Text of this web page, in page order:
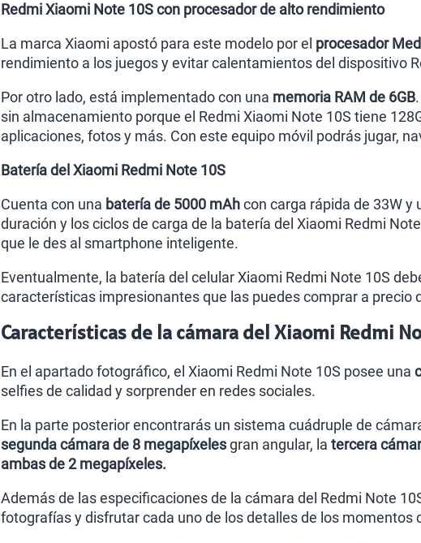
Redmi Xiaomi Note 10S con procesador de alto rendimiento
La marca Xiaomi apostó para este modelo por el procesador
rendimiento a los juegos y evitar calentamientos del dispositivo
Por otro lado, está implementado con una memoria RAM de 6GB
sin almacenamiento porque el Redmi Xiaomi Note 10S tiene
aplicaciones, fotos y más. Con este equipo móvil podrás jugar,
Batería del Xiaomi Redmi Note 10S
Cuenta con una batería de 5000 mAhcon carga rápida de 33W
duración y los ciclos de carga de la batería del Xiaomi Redmi
que le des al smartphone inteligente.
Eventualmente, la batería del celular Xiaomi Redmi Note 10S
características impresionantes que las puedes comprar a precio
Características de la cámara del Xiaomi Redmi
En el apartado fotográfico, el Xiaomi Redmi Note 10S posee una
selfies de calidad y sorprender en redes sociales.
En la parte posterior encontrarás un sistema cuádruple de
segunda cámara de 8 megapíxelesgran angular, la tercera
ambas de 2 megapíxeles.
Además de las especificaciones de la cámara del Redmi Note
fotografías y disfrutar cada uno de los detalles de los momentos